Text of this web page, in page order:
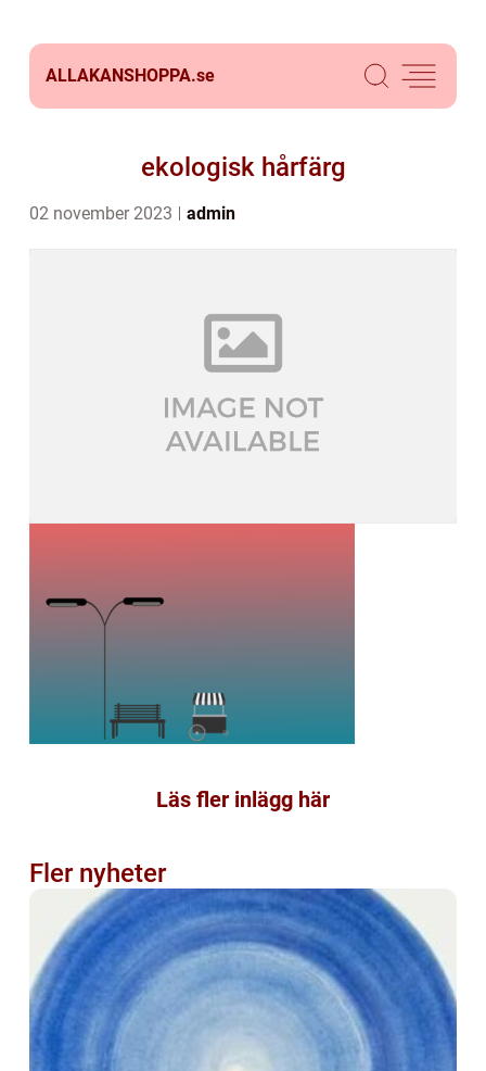
ALLAKANSHOPPA.se
ekologisk hårfärg
02 november 2023 admin
Läs fler inlägg här
Fler nyheter